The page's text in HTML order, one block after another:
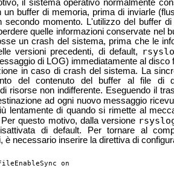
il sistema operativo normalmente
un buffer di memoria, prima di inviarle
secondo momento. L'utilizzo del buffer
quelle informazioni conservate nel
un crash del sistema, prima che le
versioni precedenti, di default,
di LOG) immediatamente al disco
in caso di crash del sistema. La
del contenuto del buffer al file di
risorse non indifferente. Eseguendo il
ad ogni nuovo messaggio
lentamente di quando si rimette al
questo motivo, dalla versione
di default. Per tornare al
è necessario inserire la direttiva di